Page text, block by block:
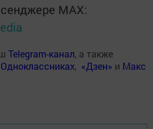
MАХ:
Telegram-канал, а также
Одноклассниках, «Дзен» и Макс